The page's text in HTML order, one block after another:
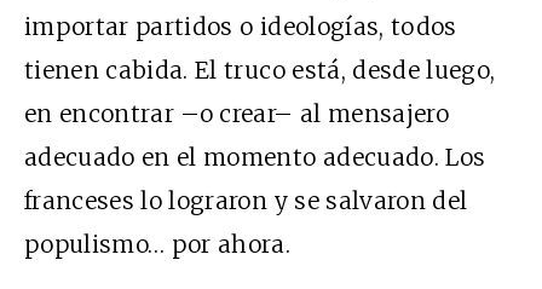
importar partidos o ideologías, todos
tienen cabida. El truco está, desde luego,
en encontrar –o crear– al mensajero
adecuado en el momento adecuado. Los
franceses lo lograron y se salvaron del
populismo… por ahora.